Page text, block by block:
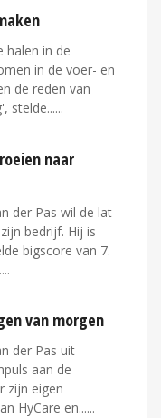
halen in de
in de voer- en
de reden van
stelde...
naar
der Pas wil de lat
bedrijf. Hij is
bigscore van 7.
van morgen
der Pas uit
aan de
zijn eigen
HyCare en...